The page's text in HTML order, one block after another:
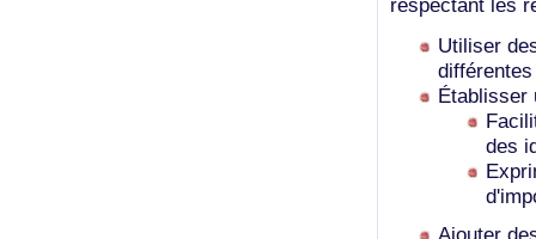
Utiliser
Établisser
des